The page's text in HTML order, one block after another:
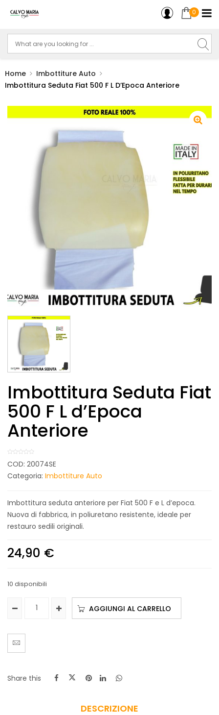
0
Home
Imbottiture Auto
Imbottitura Seduta Fiat 500 F L D’Epoca Anteriore
Imbottitura Seduta Fiat
500 F L d’Epoca
Anteriore
COD: 20074SE
Categoria: Imbottiture Auto
Imbottitura seduta anteriore per Fiat 500 F e L d’epoca.
Nuova di fabbrica, in poliuretano resistente, ideale per
restauro sedili originali.
24,90 €
10 disponibili
AGGIUNGI AL CARRELLO
Share this
DESCRIZIONE